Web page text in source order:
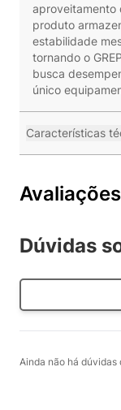
aproveitamento
produto
estabilidade
tornando o
busca
único
Características
Dúvidas
Ainda não há dúvidas